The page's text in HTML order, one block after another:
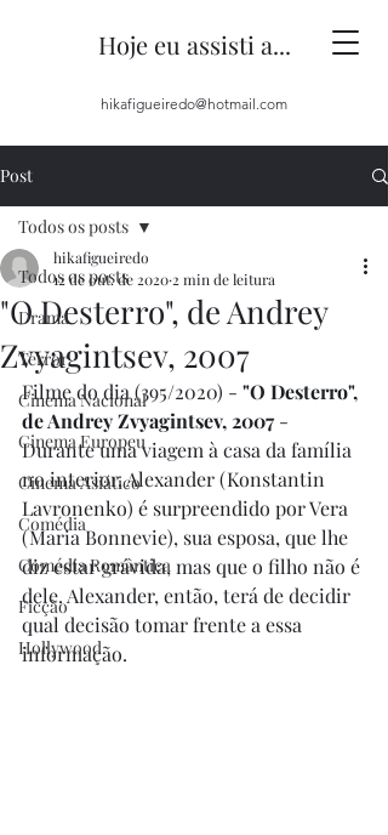
Hoje eu assisti a...
hikafigueiredo@hotmail.com
Post
Todos os posts
Drama
Terror
Cinema Nacional
Cinema Europeu
Cinema Asiático
Comédia
Comédia Romântica
Ficção
Hollywood
Todos os posts
"O Desterro", de Andrey
Zvyagintsev, 2007
hikafigueiredo
12 de out. de 2020 2 min de leitura
Filme do dia (395/2020) - "O Desterro",
de Andrey Zvyagintsev, 2007 -
Durante uma viagem à casa da família
no interior, Alexander (Konstantin
Lavronenko) é surpreendido por Vera
(Maria Bonnevie), sua esposa, que lhe
diz estar grávida, mas que o filho não é
dele. Alexander, então, terá de decidir
qual decisão tomar frente a essa
informação.